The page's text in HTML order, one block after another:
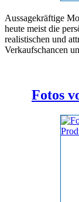
Aussagekräftige
heute meist die
realistischen und
Verkaufschancen
Fotos